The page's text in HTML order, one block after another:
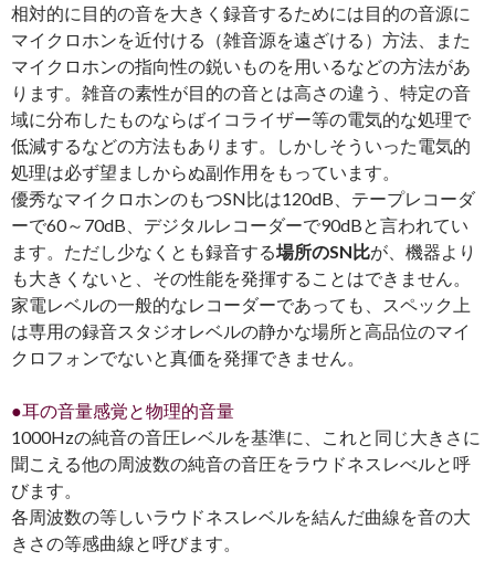
相対的に目的の音を大きく録音するためには目的の音源に
マイクロホンを近付ける（雑音源を遠ざける）方法、また
マイクロホンの指向性の鋭いものを用いるなどの方法があ
ります。雑音の素性が目的の音とは高さの違う、特定の音
域に分布したものならばイコライザー等の電気的な処理で
低減するなどの方法もあります。しかしそういった電気的
処理は必ず望ましからぬ副作用をもっています。
優秀なマイクロホンのもつSN比は120dB、テープレコーダ
ーで60～70dB、デジタルレコーダーで90dBと言われてい
ます。ただし少なくとも録音する場所のSN比が、機器より
も大きくないと、その性能を発揮することはできません。
家電レベルの一般的なレコーダーであっても、スペック上
は専用の録音スタジオレベルの静かな場所と高品位のマイ
クロフォンでないと真価を発揮できません。
●耳の音量感覚と物理的音量
1000Hzの純音の音圧レベルを基準に、これと同じ大きさに
聞こえる他の周波数の純音の音圧をラウドネスレべルと呼
びます。
各周波数の等しいラウドネスレベルを結んだ曲線を音の大
きさの等感曲線と呼びます。